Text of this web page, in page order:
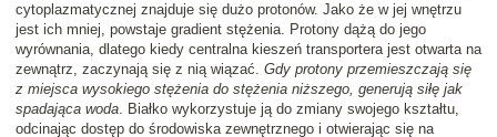
cytoplazmatycznej znajduje się dużo protonów. Jako że w jej wnętrzu
jest ich mniej, powstaje gradient stężenia. Protony dążą do jego
wyrównania, dlatego kiedy centralna kieszeń transportera jest otwarta na
zewnątrz, zaczynają się z nią wiązać. Gdy protony przemieszczają się
z miejsca wysokiego stężenia do stężenia niższego, generują siłę jak
spadająca woda. Białko wykorzystuje ją do zmiany swojego kształtu,
odcinając dostęp do środowiska zewnętrznego i otwierając się na